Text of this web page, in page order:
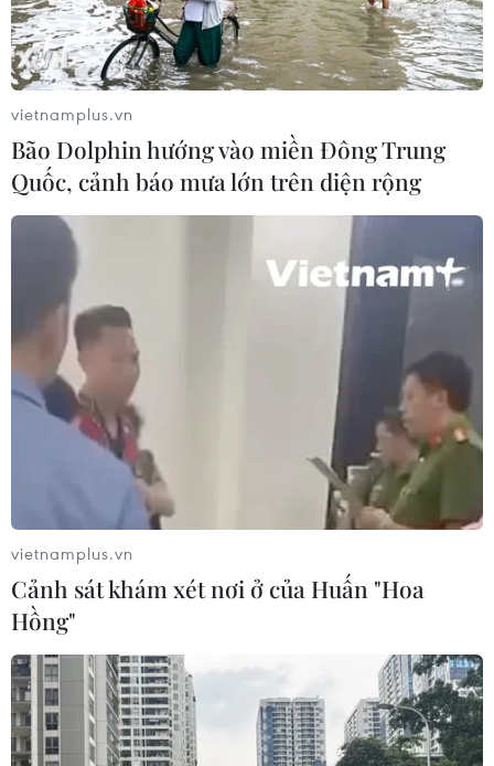
vietnamplus.vn
Bão Dolphin hướng vào miền Đông Trung
Quốc, cảnh báo mưa lớn trên diện rộng
vietnamplus.vn
Cảnh sát khám xét nơi ở của Huấn "Hoa
Hồng"